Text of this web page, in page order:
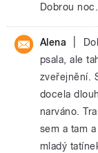
Dobrou noc.
Alena
psala, ale
zveřejnění.
docela
narváno.
sem a tam
mladý